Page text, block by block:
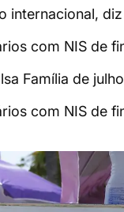
internacional, diz
com NIS de
Família de julho
com NIS de